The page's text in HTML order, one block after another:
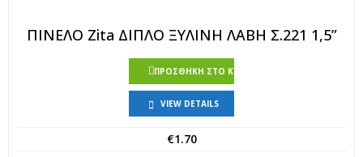
ΠΙΝΕΛΟ Zita ΔΙΠΛΟ ΞΥΛΙΝΗ ΛΑΒΗ Σ.221 1,5”
ΠΡΟΣΘΉΚΗ ΣΤΟ ΚΑΛΆΘΙ
VIEW DETAILS
€1.70